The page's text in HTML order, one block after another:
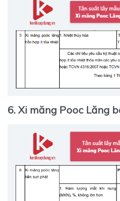
6. Xi măng Pooc Lăng